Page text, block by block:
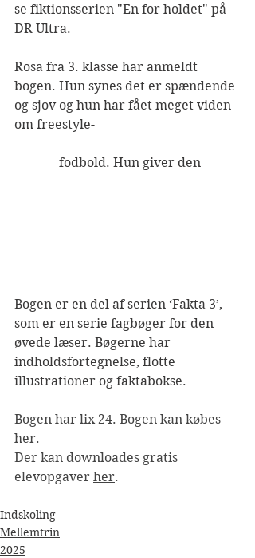
se fiktionsserien "En for holdet" på
DR Ultra.
Rosa fra 3. klasse har anmeldt
bogen. Hun synes det er spændende
og sjov og hun har fået meget viden
om freestyle-
              fodbold. Hun giver den
Bogen er en del af serien ‘Fakta 3’,
som er en serie fagbøger for den
øvede læser. Bøgerne har
indholdsfortegnelse, flotte
illustrationer og faktabokse.
Bogen har lix 24. Bogen kan købes
her.
Der kan downloades gratis
elevopgaver her.
Indskoling
Mellemtrin
2025